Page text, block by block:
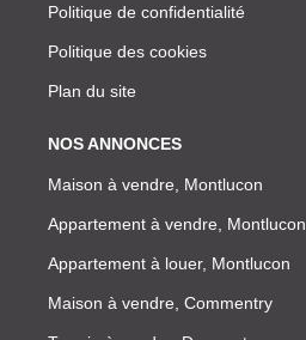
Politique de confidentialité
Politique des cookies
Plan du site
NOS ANNONCES
Maison à vendre, Montlucon
Appartement à vendre, Montlucon
Appartement à louer, Montlucon
Maison à vendre, Commentry